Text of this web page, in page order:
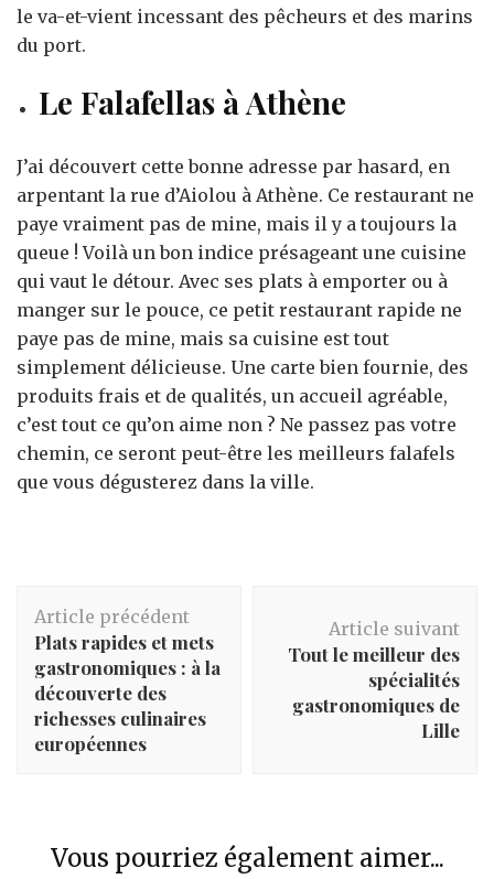
le va-et-vient incessant des pêcheurs et des marins
du port.
Le Falafellas à Athène
J’ai découvert cette bonne adresse par hasard, en
arpentant la rue d’Aiolou à Athène. Ce restaurant ne
paye vraiment pas de mine, mais il y a toujours la
queue ! Voilà un bon indice présageant une cuisine
qui vaut le détour. Avec ses plats à emporter ou à
manger sur le pouce, ce petit restaurant rapide ne
paye pas de mine, mais sa cuisine est tout
simplement délicieuse. Une carte bien fournie, des
produits frais et de qualités, un accueil agréable,
c’est tout ce qu’on aime non ? Ne passez pas votre
chemin, ce seront peut-être les meilleurs falafels
que vous dégusterez dans la ville.
d'article
Article précédent
Plats rapides et mets
gastronomiques : à la
découverte des
richesses culinaires
européennes
Article suivant
Tout le meilleur des
spécialités
gastronomiques de
Lille
Vous pourriez également aimer...